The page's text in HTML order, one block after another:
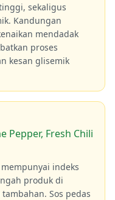
sekaligus
Kandungan
mendadak
proses
kesan glisemik
Pepper, Fresh Chili
indeks
produk di
Sos pedas